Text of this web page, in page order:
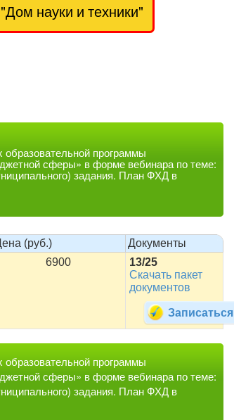
науки и техники"
программы
сферы» в форме вебинара по теме:
задания. План ФХД в
(руб.)
Документы
6900
13/25
Скачать пакет
документов
Записаться
программы
сферы» в форме вебинара по теме:
задания. План ФХД в